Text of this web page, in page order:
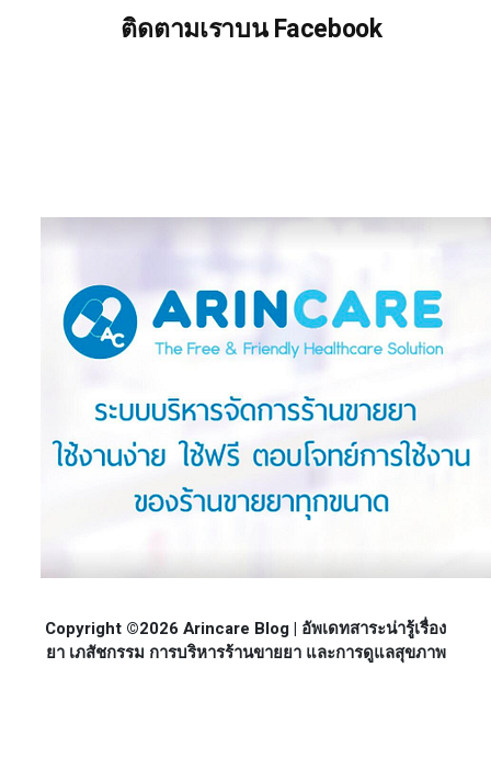
ติดตามเราบน Facebook
Copyright ©2026 Arincare Blog | อัพเดทสาระน่ารู้เรื่อง
ยา เภสัชกรรม การบริหารร้านขายยา และการดูแลสุขภาพ